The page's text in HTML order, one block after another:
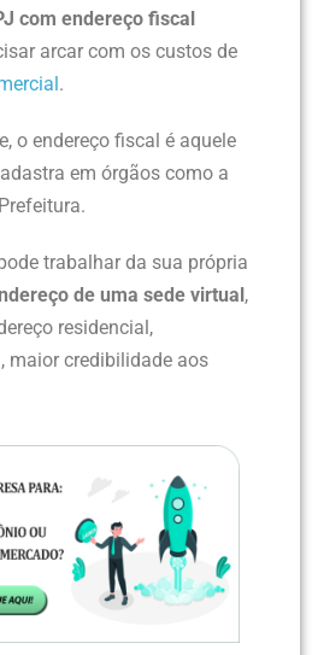
com endereço fiscal
arcar com os custos de
.
o endereço fiscal é aquele
em órgãos como a
trabalhar da sua própria
de uma sede virtual ,
residencial,
maior credibilidade aos